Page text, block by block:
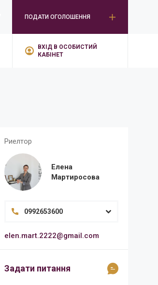
ПОДАТИ ОГОЛОШЕННЯ
ВХІД В ОСОБИСТИЙ
КАБІНЕТ
Риелтор
Елена
Мартиросова
0992653600
elen.mart.2222@gmail.com
Задати питання